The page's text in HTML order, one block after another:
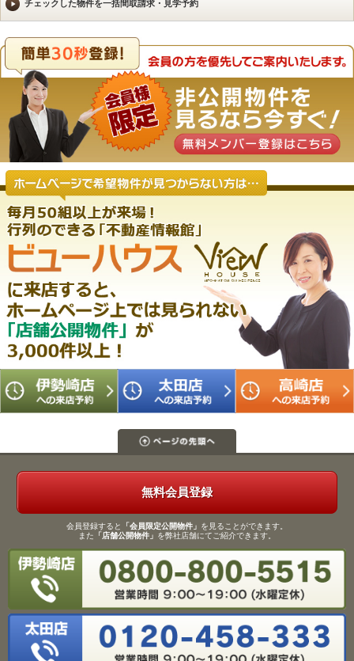
無料会員登録
会員登録すると 「会員限定公開物件」 を見ることができます。
また 「店舗公開物件」 を弊社店舗にてご紹介できます。